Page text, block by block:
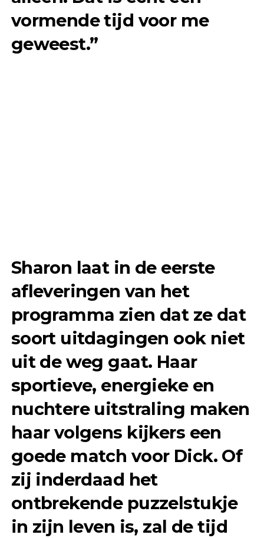
vormende tijd voor me
geweest.”
Sharon laat in de eerste
afleveringen van het
programma zien dat ze dat
soort uitdagingen ook niet
uit de weg gaat. Haar
sportieve, energieke en
nuchtere uitstraling maken
haar volgens kijkers een
goede match voor Dick. Of
zij inderdaad het
ontbrekende puzzelstukje
in zijn leven is, zal de tijd